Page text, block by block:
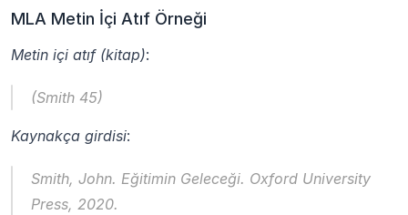
MLA Metin İçi Atıf Örneği
Metin içi atıf (kitap):
(Smith 45)
Kaynakça girdisi:
Smith, John. Eğitimin Geleceği. Oxford University
Press, 2020.